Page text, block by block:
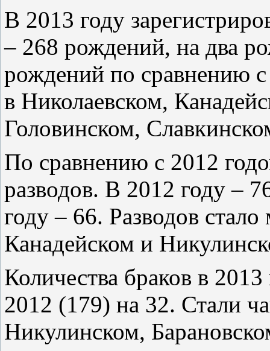
В 2013 году
– 268 рождений, на два
рождений по сравнению с
в Николаевском,
Головинском,
По сравнению с 2012
разводов. В 2012 году –
году – 66. Разводов
Канадейском и
Количества браков в
2012 (179) на 32. Стали
Никулинском,